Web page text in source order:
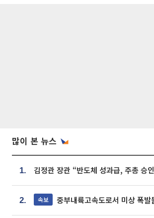
많이 본 뉴스
1.
2. 속보 중부내륙고속도로서 미상 폭발